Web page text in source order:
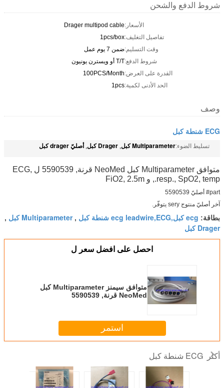
شروط الدفع والشحن
الأسعار:Drager multipod cable
تفاصيل التغليف:1pcs/box
وقت التسليم:ضمن 7 يوم عمل
شروط الدفع:T/T أو ويسترن يونيون
القدرة على العرض:100PCS/Month
الحد الأدنى لكمية:1pcs
وصف
ECG شنطة كبل
تسليط الضوء:Multiparameter كبل , Drager كبل ,أصليّ drager كبل
متوافق Multiparameter كبل NeoMed قرنة, 5590539 ل ECG,
resp., SpO2, temp., و FiO2, 2.5m
part# أصليّ 5590539
آخر أصليّ منتوج sery يتوفّر.
بطاقة: ecg كبل,ecg leadwire,ECG شنطة كبل ,Multiparameter كبل ,
Drager كبل
احصل على افضل سعر ل
متوافق سيمنز Multiparameter كبل
NeoMed قرنة, 5590539
استمر
أكثر ECG شنطة كبل